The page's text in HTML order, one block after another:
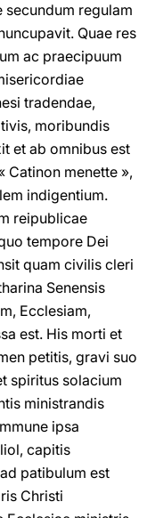
regulam
Quae res
ac praecipuum
tradendae,
moribundis
et ab omnibus est
Catinon menette »,
indigentium.
reipublicae
tempore Dei
quam civilis cleri
Senensis
Ecclesiam,
est. His morti et
petitis, gravi suo
spiritus solacium
ministrandis
ipsa
capitis
patibulum est
Christi